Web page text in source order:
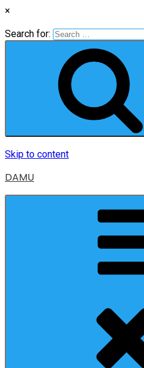
×
Search for:
Skip to content
DAMU